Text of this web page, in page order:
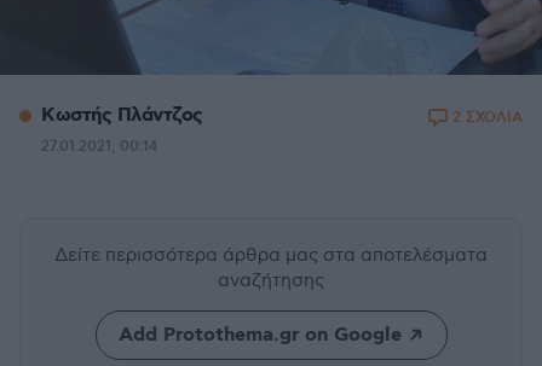
Κωστής Πλάντζος
27.01.2021, 00:14
2 ΣΧΟΛΙΑ
Δείτε περισσότερα άρθρα μας στα αποτελέσματα
αναζήτησης
Add Protothema.gr on Google